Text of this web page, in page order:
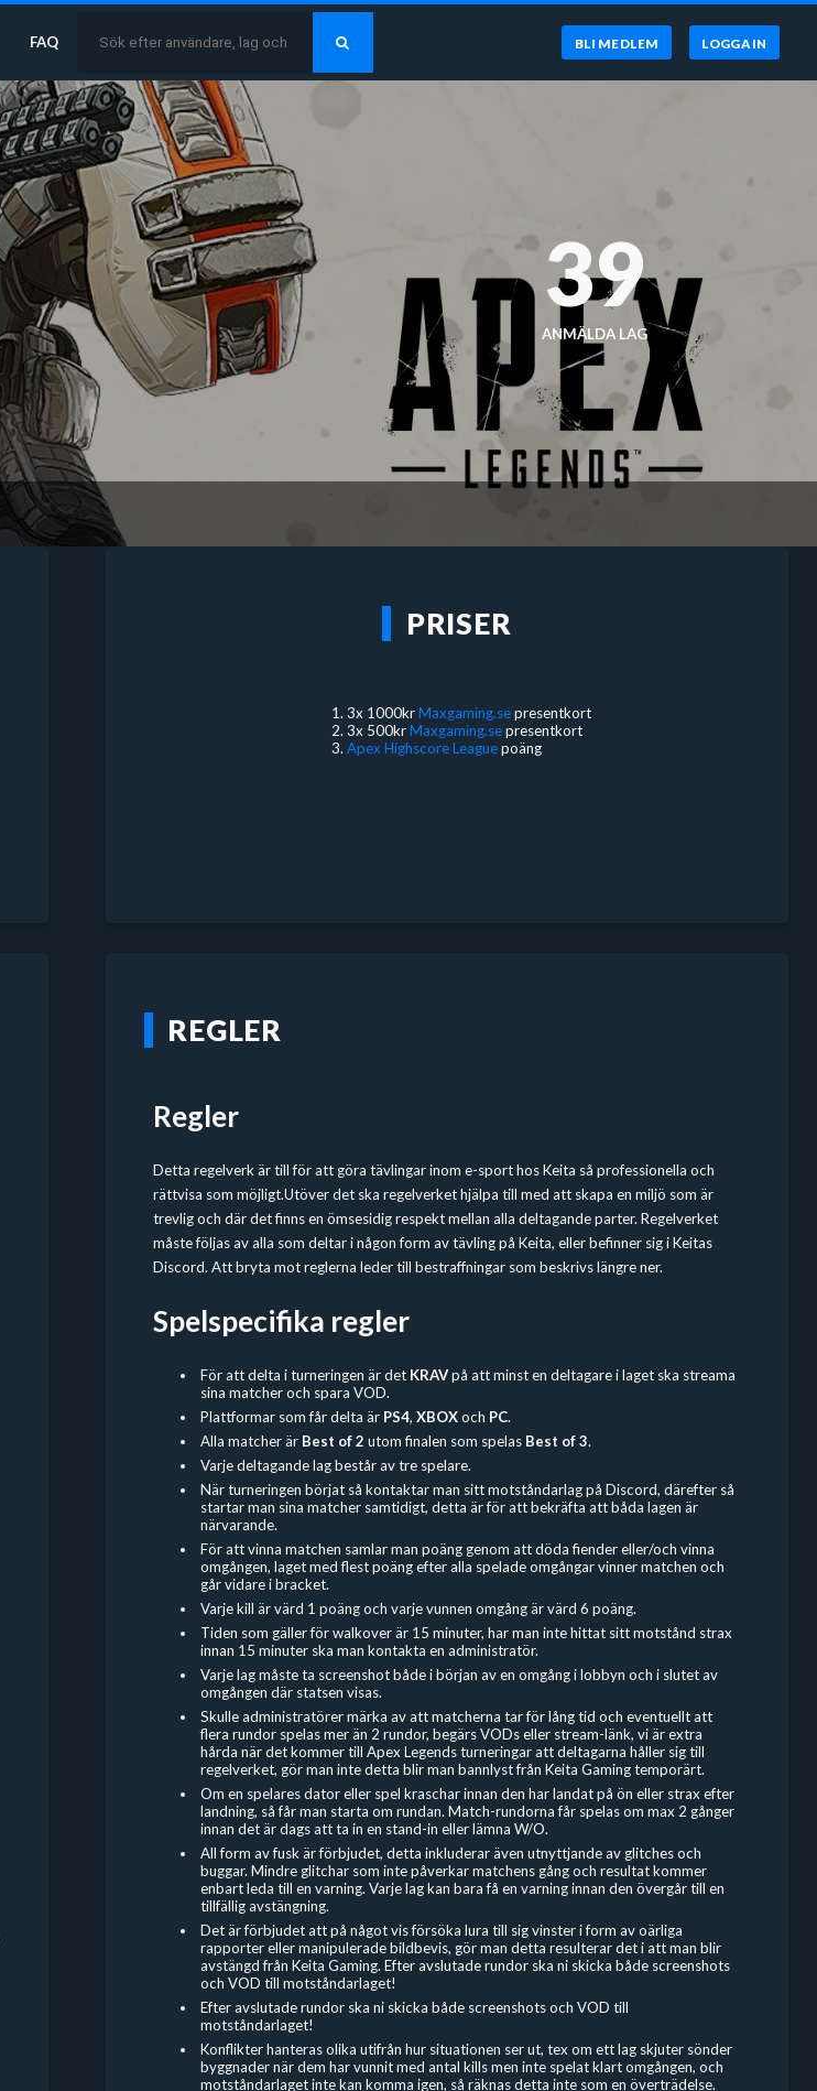
FAQ BLI MEDLEM LOGGA IN
39
ANMÄLDA LAG
PRISER
3x 1000krMaxgaming.sepresentkort
3x 500krMaxgaming.sepresentkort
Apex Highscore Leaguepoäng
REGLER
Regler
Detta regelverk är till för att göra tävlingar inom e-sport hos Keita så professionella och
rättvisa som möjligt.Utöver det ska regelverket hjälpa till med att skapa en miljö som är
trevlig och där det finns en ömsesidig respekt mellan alla deltagande parter. Regelverket
måste följas av alla som deltar i någon form av tävling på Keita, eller befinner sig i Keitas
Discord. Att bryta mot reglerna leder till bestraffningar som beskrivs längre ner.
Spelspecifika regler
För att delta i turneringen är det KRAVpå att minst en deltagare i laget ska streama
sina matcher och spara VOD.
Plattformar som får delta är PS4, XBOXoch PC.
Alla matcher är Best of 2 utom finalen som spelas Best of 3.
Varje deltagande lag består av tre spelare.
När turneringen börjat så kontaktar man sitt motståndarlag på Discord, därefter så
startar man sina matcher samtidigt, detta är för att bekräfta att båda lagen är
närvarande.
För att vinna matchen samlar man poäng genom att döda fiender eller/och vinna
omgången, laget med flest poäng efter alla spelade omgångar vinner matchen och
går vidare i bracket.
Varje kill är värd 1 poäng och varje vunnen omgång är värd 6 poäng.
Tiden som gäller för walkover är 15 minuter, har man inte hittat sitt motstånd strax
innan 15 minuter ska man kontakta en administratör.
Varje lag måste ta screenshot både i början av en omgång i lobbyn och i slutet av
omgången där statsen visas.
Skulle administratörer märka av att matcherna tar för lång tid och eventuellt att
flera rundor spelas mer än 2 rundor, begärs VODs eller stream-länk, vi är extra
hårda när det kommer till Apex Legends turneringar att deltagarna håller sig till
regelverket, gör man inte detta blir man bannlyst från Keita Gaming temporärt.
Om en spelares dator eller spel kraschar innan den har landat på ön eller strax efter
landning, så får man starta om rundan. Match-rundorna får spelas om max 2 gånger
innan det är dags att ta in en stand-in eller lämna W/O.
All form av fusk är förbjudet, detta inkluderar även utnyttjande av glitches och
buggar. Mindre glitchar som inte påverkar matchens gång och resultat kommer
enbart leda till en varning. Varje lag kan bara få en varning innan den övergår till en
tillfällig avstängning.
Det är förbjudetatt på något vis försöka lura till sig vinster i form av oärliga
rapporter eller manipulerade bildbevis, gör man detta resulterar det i att man blir
avstängd från Keita Gaming. Efter avslutade rundor ska ni skicka både screenshots
och VOD till motståndarlaget!
Efter avslutade rundor ska ni skicka både screenshots och VOD till
motståndarlaget!
Konflikter hanteras olika utifrån hur situationen ser ut, tex om ett lag skjuter sönder
byggnader när dem har vunnit med antal kills men inte spelat klart omgången, och
motståndarlaget inte kan komma igen, så räknas detta inte som en överträdelse.